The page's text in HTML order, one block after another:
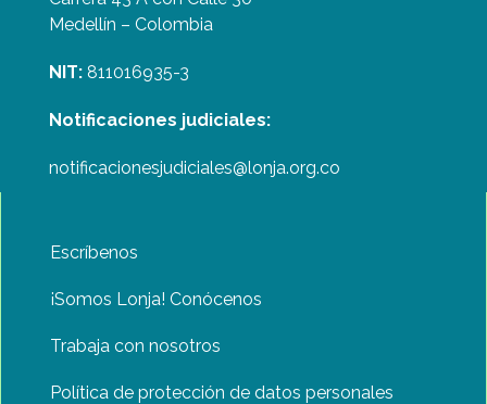
Medellín – Colombia
NIT:811016935-3
Notificaciones judiciales:
notificacionesjudiciales@lonja.org.co
Escríbenos
¡Somos Lonja! Conócenos
Trabaja con nosotros
Política de protección de datos personales